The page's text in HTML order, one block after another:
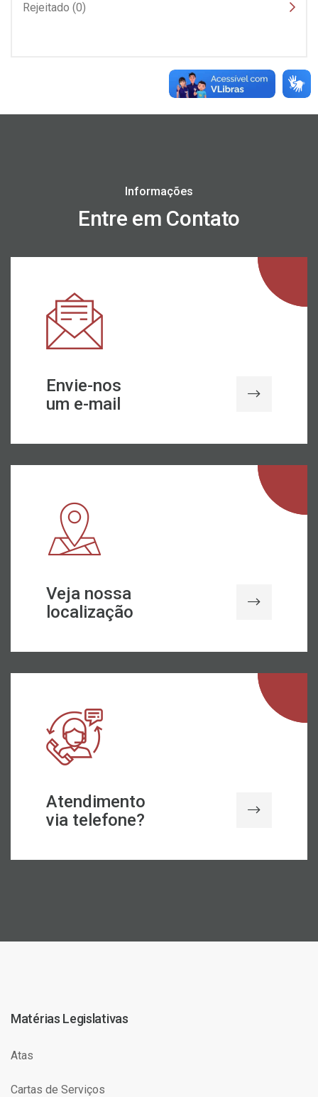
Rejeitado (0)
Informações
Entre em Contato
Envie-nos
um e-mail
Veja nossa
localização
Atendimento
via telefone?
Matérias Legislativas
Atas
Cartas de Serviços